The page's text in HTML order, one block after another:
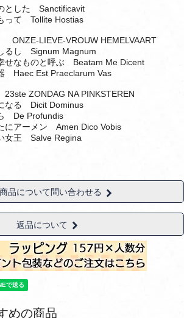
とした Sanctificavit
って Tollite Hostias
ONZE-LIEVE-VROUW HEMELVAART
るし Signum Magnum
せなものと呼ぶ Beatam Me Dicent
Haec Est Praeclarum Vas
23ste ZONDAG NA PINKSTEREN
なる Dicit Dominus
De Profundis
にアーメン Amen Dico Vobis
女王 Salve Regina
品について問い合わせる
返品について
めの商品